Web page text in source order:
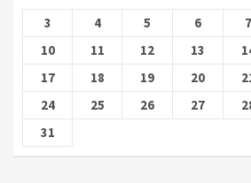
3
4 5 6 7
10
11 12 13
17
18 19 20
24
25 26 27
31